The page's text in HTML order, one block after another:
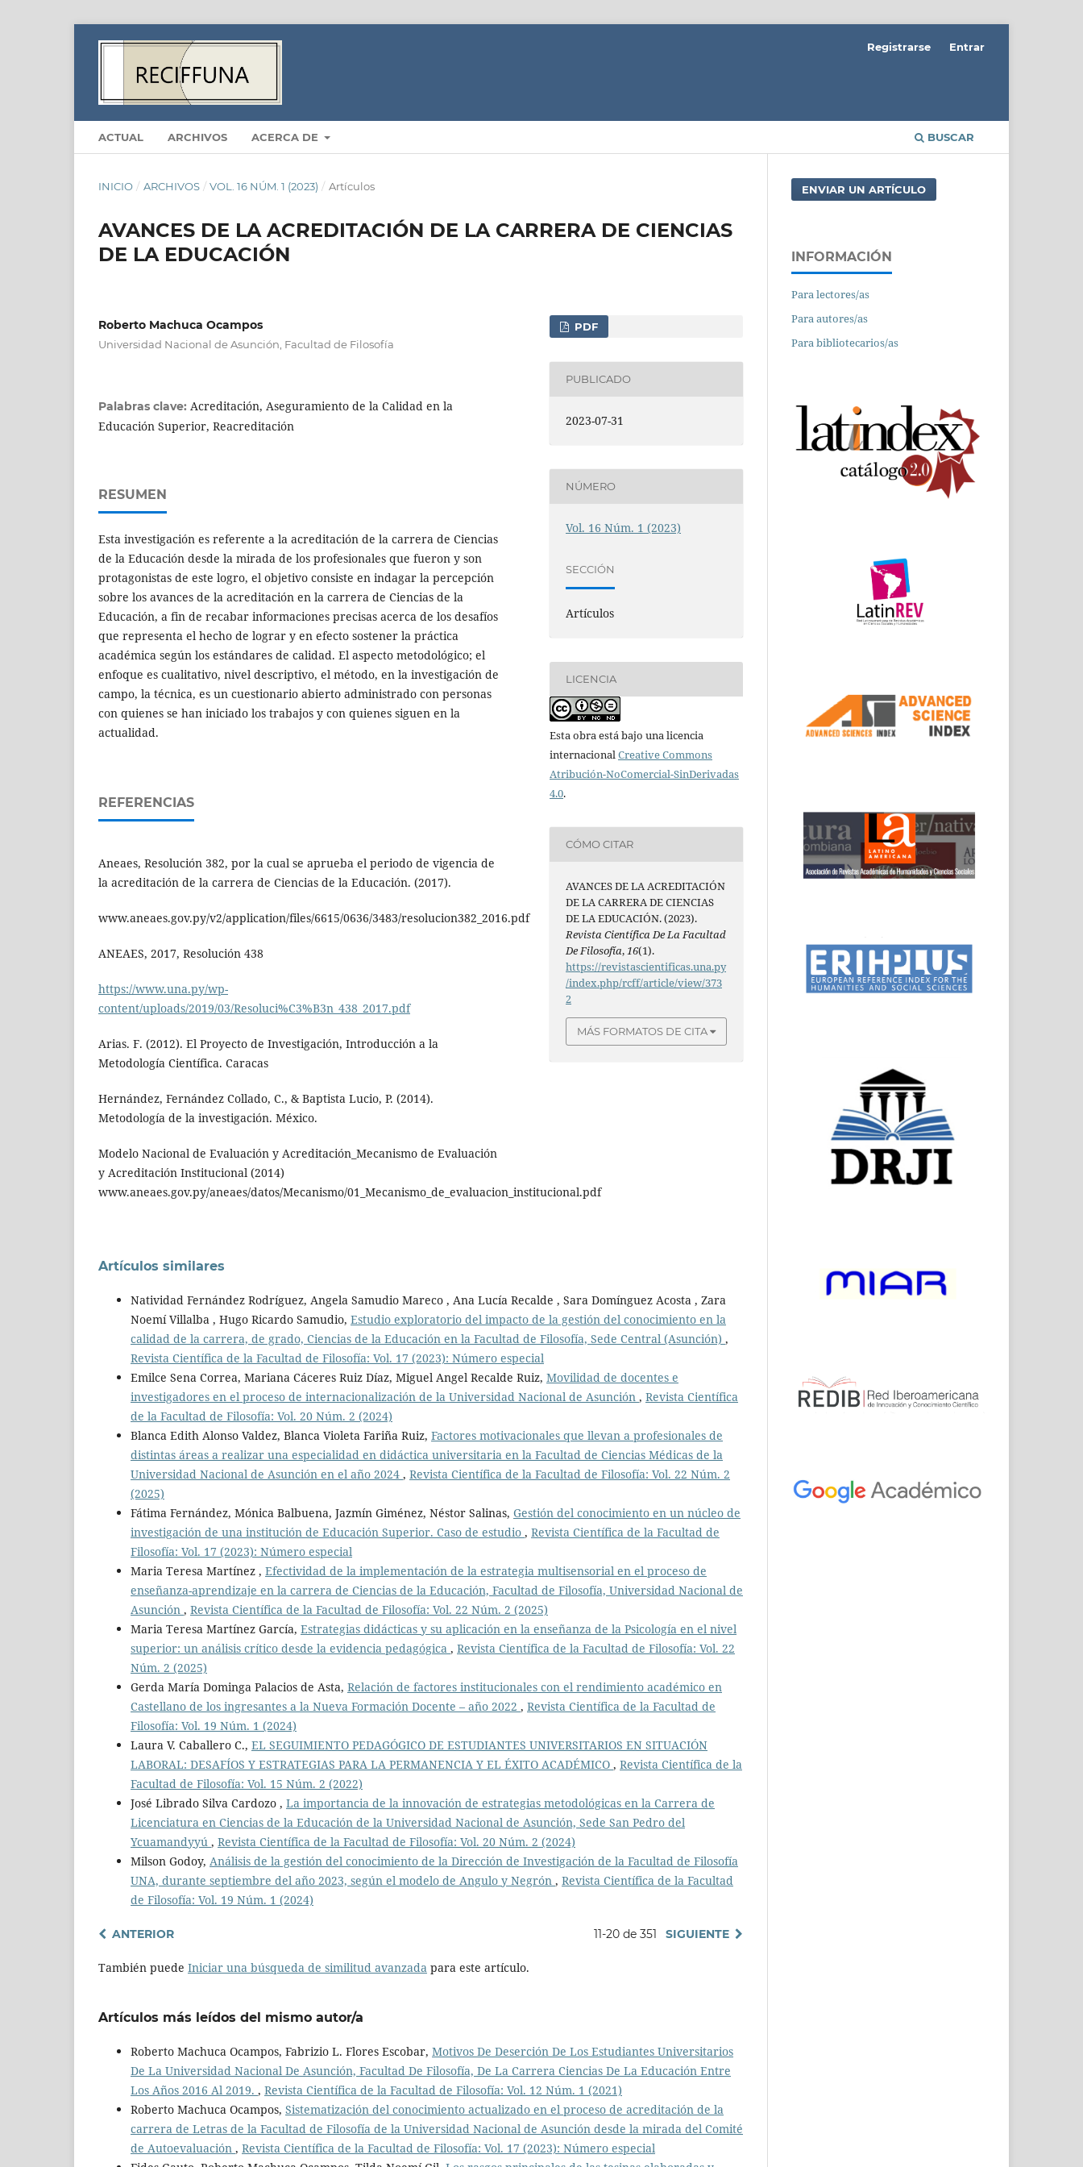
ACTUAL ARCHIVOS ACERCA DE BUSCAR
Registrarse Entrar
INICIO / ARCHIVOS / VOL. 16 NÚM. 1 (2023) / Artículos
AVANCES DE LA ACREDITACIÓN DE LA CARRERA DE CIENCIAS
DE LA EDUCACIÓN
Roberto Machuca Ocampos
Universidad Nacional de Asunción, Facultad de Filosofía
Palabras clave: Acreditación, Aseguramiento de la Calidad en la
Educación Superior, Reacreditación
RESUMEN
Esta investigación es referente a la acreditación de la carrera de Ciencias
de la Educación desde la mirada de los profesionales que fueron y son
protagonistas de este logro, el objetivo consiste en indagar la percepción
sobre los avances de la acreditación en la carrera de Ciencias de la
Educación, a fin de recabar informaciones precisas acerca de los desafíos
que representa el hecho de lograr y en efecto sostener la práctica
académica según los estándares de calidad. El aspecto metodológico; el
enfoque es cualitativo, nivel descriptivo, el método, en la investigación de
campo, la técnica, es un cuestionario abierto administrado con personas
con quienes se han iniciado los trabajos y con quienes siguen en la
actualidad.
REFERENCIAS
Aneaes, Resolución 382, por la cual se aprueba el periodo de vigencia de
la acreditación de la carrera de Ciencias de la Educación. (2017).
www.aneaes.gov.py/v2/application/files/6615/0636/3483/resolucion382_2016.pdf
ANEAES, 2017, Resolución 438
https://www.una.py/wp-
content/uploads/2019/03/Resoluci%C3%B3n_438_2017.pdf
Arias. F. (2012). El Proyecto de Investigación, Introducción a la
Metodología Científica. Caracas
Hernández, Fernández Collado, C., & Baptista Lucio, P. (2014).
Metodología de la investigación. México.
Modelo Nacional de Evaluación y Acreditación_Mecanismo de Evaluación
y Acreditación Institucional (2014)
www.aneaes.gov.py/aneaes/datos/Mecanismo/01_Mecanismo_de_evaluacion_institucional.pdf
PDF
PUBLICADO
2023-07-31
NÚMERO
Vol. 16 Núm. 1 (2023)
SECCIÓN
Artículos
LICENCIA
Esta obra está bajo una licencia
internacionalCreative Commons
Atribución-NoComercial-SinDerivadas
4.0.
CÓMO CITAR
AVANCES DE LA ACREDITACIÓN
DE LA CARRERA DE CIENCIAS
DE LA EDUCACIÓN. (2023).
Revista Científica De La Facultad
De Filosofía,16(1).
https://revistascientificas.una.py
/index.php/rcff/article/view/373
2
MÁS FORMATOS DE CITA
Artículos similares
Natividad Fernández Rodríguez, Angela Samudio Mareco , Ana Lucía Recalde , Sara Domínguez Acosta , Zara
Noemí Villalba , Hugo Ricardo Samudio, Estudio exploratorio del impacto de la gestión del conocimiento en la
calidad de la carrera, de grado, Ciencias de la Educación en la Facultad de Filosofía, Sede Central (Asunción) ,
Revista Científica de la Facultad de Filosofía: Vol. 17 (2023): Número especial
Emilce Sena Correa, Mariana Cáceres Ruiz Díaz, Miguel Angel Recalde Ruiz, Movilidad de docentes e
investigadores en el proceso de internacionalización de la Universidad Nacional de Asunción , Revista Científica
de la Facultad de Filosofía: Vol. 20 Núm. 2 (2024)
Blanca Edith Alonso Valdez, Blanca Violeta Fariña Ruiz, Factores motivacionales que llevan a profesionales de
distintas áreas a realizar una especialidad en didáctica universitaria en la Facultad de Ciencias Médicas de la
Universidad Nacional de Asunción en el año 2024 , Revista Científica de la Facultad de Filosofía: Vol. 22 Núm. 2
(2025)
Fátima Fernández, Mónica Balbuena, Jazmín Giménez, Néstor Salinas, Gestión del conocimiento en un núcleo de
investigación de una institución de Educación Superior. Caso de estudio , Revista Científica de la Facultad de
Filosofía: Vol. 17 (2023): Número especial
Maria Teresa Martínez , Efectividad de la implementación de la estrategia multisensorial en el proceso de
enseñanza-aprendizaje en la carrera de Ciencias de la Educación, Facultad de Filosofía, Universidad Nacional de
Asunción , Revista Científica de la Facultad de Filosofía: Vol. 22 Núm. 2 (2025)
Maria Teresa Martínez García, Estrategias didácticas y su aplicación en la enseñanza de la Psicología en el nivel
superior: un análisis crítico desde la evidencia pedagógica , Revista Científica de la Facultad de Filosofía: Vol. 22
Núm. 2 (2025)
Gerda María Dominga Palacios de Asta, Relación de factores institucionales con el rendimiento académico en
Castellano de los ingresantes a la Nueva Formación Docente – año 2022 , Revista Científica de la Facultad de
Filosofía: Vol. 19 Núm. 1 (2024)
Laura V. Caballero C., EL SEGUIMIENTO PEDAGÓGICO DE ESTUDIANTES UNIVERSITARIOS EN SITUACIÓN
LABORAL: DESAFÍOS Y ESTRATEGIAS PARA LA PERMANENCIA Y EL ÉXITO ACADÉMICO , Revista Científica de la
Facultad de Filosofía: Vol. 15 Núm. 2 (2022)
José Librado Silva Cardozo , La importancia de la innovación de estrategias metodológicas en la Carrera de
Licenciatura en Ciencias de la Educación de la Universidad Nacional de Asunción, Sede San Pedro del
Ycuamandyyú , Revista Científica de la Facultad de Filosofía: Vol. 20 Núm. 2 (2024)
Milson Godoy, Análisis de la gestión del conocimiento de la Dirección de Investigación de la Facultad de Filosofía
UNA, durante septiembre del año 2023, según el modelo de Angulo y Negrón , Revista Científica de la Facultad
de Filosofía: Vol. 19 Núm. 1 (2024)
ANTERIOR 11-20 de 351 SIGUIENTE
También puede Iniciar una búsqueda de similitud avanzada para este artículo.
Artículos más leídos del mismo autor/a
Roberto Machuca Ocampos, Fabrizio L. Flores Escobar, Motivos De Deserción De Los Estudiantes Universitarios
De La Universidad Nacional De Asunción, Facultad De Filosofía, De La Carrera Ciencias De La Educación Entre
Los Años 2016 Al 2019. , Revista Científica de la Facultad de Filosofía: Vol. 12 Núm. 1 (2021)
Roberto Machuca Ocampos, Sistematización del conocimiento actualizado en el proceso de acreditación de la
carrera de Letras de la Facultad de Filosofía de la Universidad Nacional de Asunción desde la mirada del Comité
de Autoevaluación , Revista Científica de la Facultad de Filosofía: Vol. 17 (2023): Número especial
ENVIAR UN ARTÍCULO
INFORMACIÓN
Para lectores/as
Para autores/as
Para bibliotecarios/as